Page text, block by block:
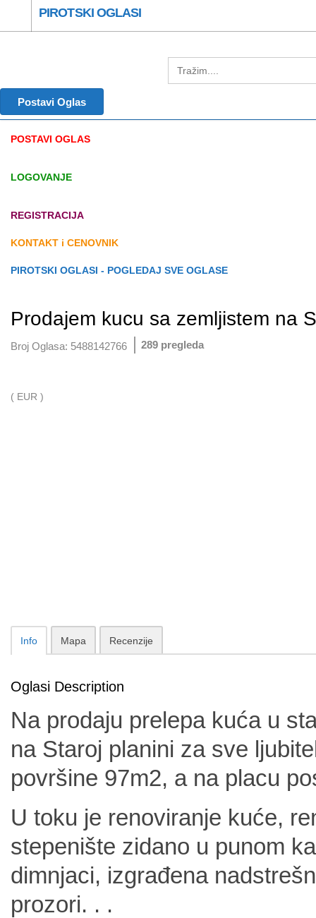
PIROTSKI OGLASI
Postavi Oglas
POSTAVI OGLAS
LOGOVANJE
REGISTRACIJA
KONTAKT i CENOVNIK
PIROTSKI OGLASI - POGLEDAJ SVE OGLASE
Prodajem kucu sa zemljistem na
Broj Oglasa: 5488142766 289 pregleda
( EUR )
Info Mapa Recenzije
Oglasi Description
Na prodaju prelepa kuća u
na Staroj planini za sve
površine 97m2, a na placu
U toku je renoviranje kuće,
stepenište zidano u punom
dimnjaci, izgrađena
prozori. . .